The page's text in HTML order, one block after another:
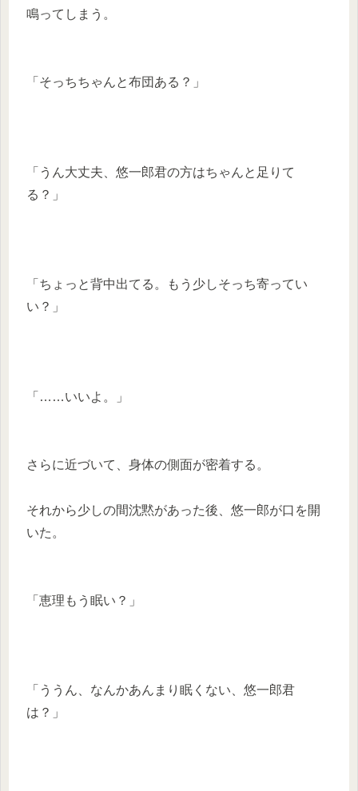
鳴ってしまう。
「そっちちゃんと布団ある？」
「うん大丈夫、悠一郎君の方はちゃんと足りて
る？」
「ちょっと背中出てる。もう少しそっち寄ってい
い？」
「……いいよ。」
さらに近づいて、身体の側面が密着する。
それから少しの間沈黙があった後、悠一郎が口を開
いた。
「恵理もう眠い？」
「ううん、なんかあんまり眠くない、悠一郎君
は？」